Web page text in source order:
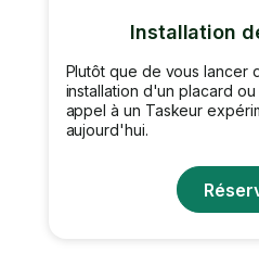
Installation
Plutôt que de vous lancer
installation d'un placard
appel à un Taskeur
aujourd'hui.